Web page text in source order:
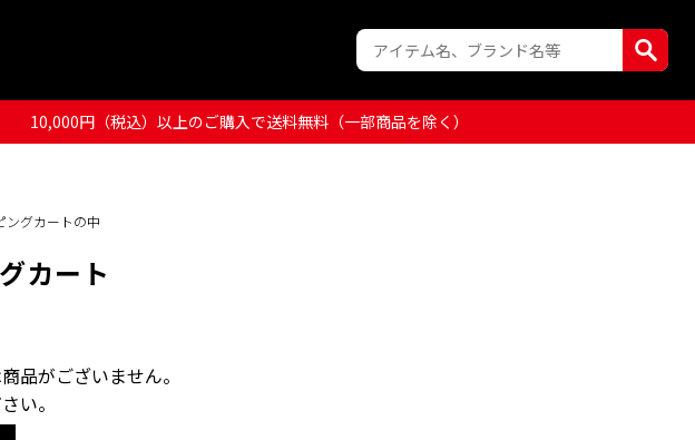
10,000円（税込）以上のご購入で送料無料（一部商品を除く）
ングカートの中
カート
品がございません。
い。